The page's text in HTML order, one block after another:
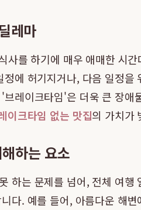
레마
사를 하기에 매우 애매한 시
에 허기지거나, 다음 일정
레이크타임'은 더욱 큰 장
이크타임 없는 맛집의 가치가
하는 요소
하는 문제를 넘어, 전체 여
다. 예를 들어, 아름다운 해